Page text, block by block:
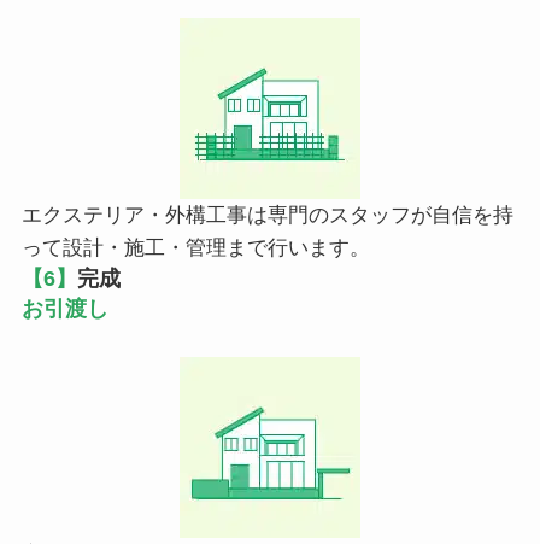
エクステリア・外構工事は専門のスタッフが自信を持
って設計・施工・管理まで行います。
【6】 完成
お引渡し